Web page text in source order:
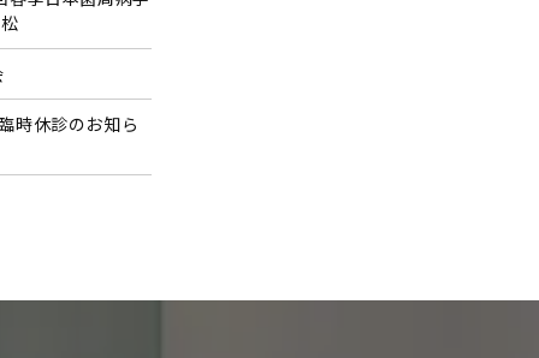
時休診のお知ら